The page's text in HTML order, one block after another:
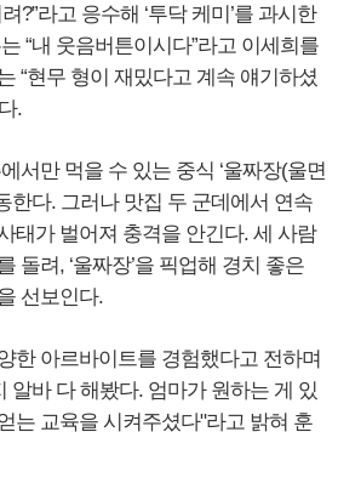
?”라고 응수해 ‘투닥 케미’를 과시한
“내 웃음버튼이시다”라고 이세희를
“현무 형이 재밌다고 계속 얘기하셨
.
서만 먹을 수 있는 중식 ‘울짜장(울면
한다. 그러나 맛집 두 군데에서 연속
태가 벌어져 충격을 안긴다. 세 사람
돌려, ‘울짜장’을 픽업해 경치 좋은
선보인다.
한 아르바이트를 경험했다고 전하며
알바 다 해봤다. 엄마가 원하는 게 있
는 교육을 시켜주셨다"라고 밝혀 훈